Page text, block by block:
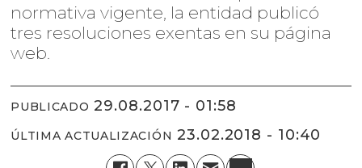
normativa vigente, la entidad publicó
tres resoluciones exentas en su página
web.
PUBLICADO 29.08.2017 - 01:58
ÚLTIMA ACTUALIZACIÓN 23.02.2018 - 10:40